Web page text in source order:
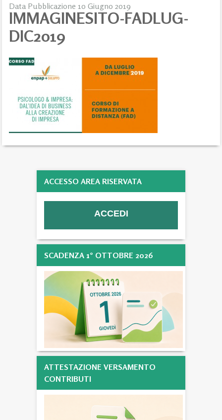
Data Pubblicazione 10 Giugno 2019
IMMAGINESITO-FADLUG-
DIC2019
ACCESSO AREA RISERVATA
SCADENZA 1° OTTOBRE 2026
ATTESTAZIONE VERSAMENTO
CONTRIBUTI